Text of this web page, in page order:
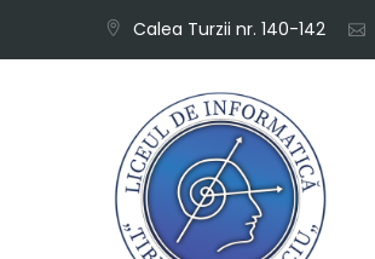
Calea Turzii nr. 140-142